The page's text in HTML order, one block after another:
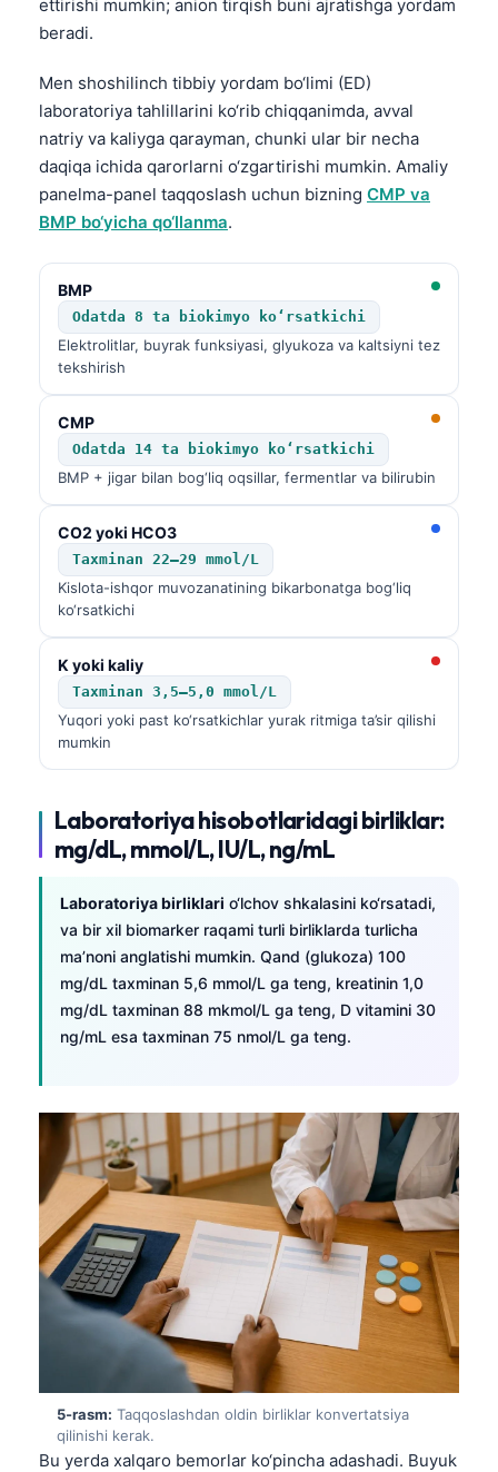
ettirishi mumkin; anion tirqish buni ajratishga yordam
beradi.
Men shoshilinch tibbiy yordam bo‘limi (ED)
laboratoriya tahlillarini ko‘rib chiqqanimda, avval
natriy va kaliyga qarayman, chunki ular bir necha
daqiqa ichida qarorlarni o‘zgartirishi mumkin. Amaliy
panelma-panel taqqoslash uchun bizning CMP va
BMP bo‘yicha qo‘llanma.
BMP
Odatda 8 ta biokimyo ko‘rsatkichi
Elektrolitlar, buyrak funksiyasi, glyukoza va kaltsiyni tez
tekshirish
CMP
Odatda 14 ta biokimyo ko‘rsatkichi
BMP + jigar bilan bog‘liq oqsillar, fermentlar va bilirubin
CO2 yoki HCO3
Taxminan 22–29 mmol/L
Kislota-ishqor muvozanatining bikarbonatga bog‘liq
ko‘rsatkichi
K yoki kaliy
Taxminan 3,5–5,0 mmol/L
Yuqori yoki past ko‘rsatkichlar yurak ritmiga ta’sir qilishi
mumkin
Laboratoriya hisobotlaridagi birliklar:
mg/dL, mmol/L, IU/L, ng/mL
Laboratoriya birliklari o‘lchov shkalasini ko‘rsatadi,
va bir xil biomarker raqami turli birliklarda turlicha
ma’noni anglatishi mumkin. Qand (glukoza) 100
mg/dL taxminan 5,6 mmol/L ga teng, kreatinin 1,0
mg/dL taxminan 88 mkmol/L ga teng, D vitamini 30
ng/mL esa taxminan 75 nmol/L ga teng.
5-rasm: Taqqoslashdan oldin birliklar konvertatsiya
qilinishi kerak.
Bu yerda xalqaro bemorlar ko‘pincha adashadi. Buyuk
Occitan
العربية المغربية
Монгол
ພາສາລາວ
Basa Jawa
Cebuano
ئۇيغۇرچە
Кыргызча
Татар теле
Frysk
Ślōnskŏ gŏdka
Norsk bokmål